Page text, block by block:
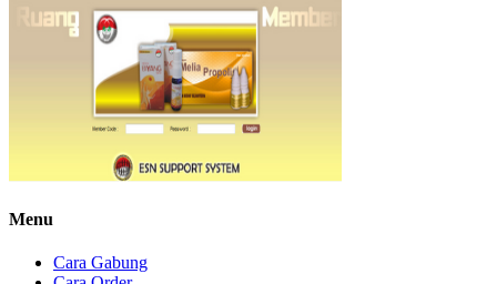
Menu
Cara Gabung